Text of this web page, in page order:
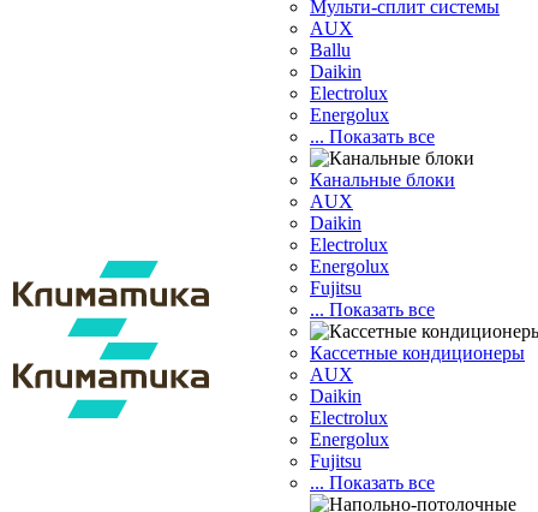
Мульти-сплит системы
AUX
Ballu
Daikin
Electrolux
Energolux
... Показать все
Канальные блоки
AUX
Dаikin
Electrolux
Energolux
Fujitsu
... Показать все
Кассетные кондиционеры
AUX
Daikin
Electrolux
Energolux
Fujitsu
... Показать все